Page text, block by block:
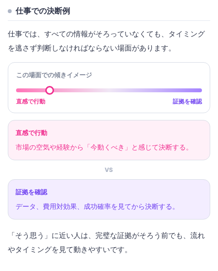
仕事での決断例
仕事では、すべての情報がそろっていなくても、タイミング
を逃さず判断しなければならない場面があります。
この場面での傾きイメージ
直感で行動 証拠を確認
直感で行動
市場の空気や経験から「今動くべき」と感じて決断する。
VS
証拠を確認
データ、費用対効果、成功確率を見てから決断する。
「そう思う」に近い人は、完璧な証拠がそろう前でも、流れ
やタイミングを見て動きやすいです。